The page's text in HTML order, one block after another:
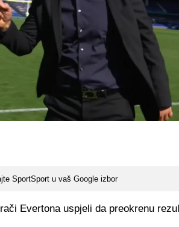
SportSport u vaš Google izbor
Evertona uspjeli da preokrenu